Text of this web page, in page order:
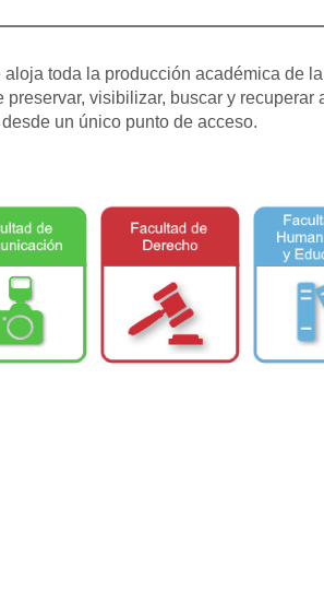
toda la producción académica de
visibilizar, buscar y recuperar
un único punto de acceso.